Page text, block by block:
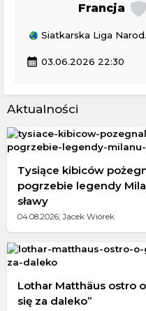
Francja
Siatkarska Liga Narodów Kobiet (siatkarek)
calendar_month 03.06.2026 22:30
Aktualności
Tysiące kibiców
pogrzebie legendy
sławy
04.08.2026; Jacek Wiórek
Lothar Matthäus ostro
się za daleko”